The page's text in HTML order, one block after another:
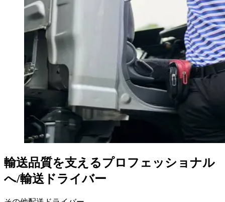
輸送品質を支えるプロフェッショナル
へ/輸送ドライバー